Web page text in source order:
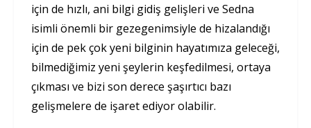
için de hızlı, ani bilgi gidiş gelişleri ve Sedna
isimli önemli bir gezegenimsiyle de hizalandığı
için de pek çok yeni bilginin hayatımıza geleceği,
bilmediğimiz yeni şeylerin keşfedilmesi, ortaya
çıkması ve bizi son derece şaşırtıcı bazı
gelişmelere de işaret ediyor olabilir.